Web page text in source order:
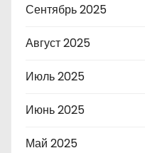
Сентябрь 2025
Август 2025
Июль 2025
Июнь 2025
Май 2025